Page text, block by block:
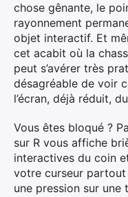
chose gênante, le
rayonnement
objet interactif. Et
cet acabit où la
peut s’avérer très
désagréable de voir
l’écran, déjà réduit,
Vous êtes bloqué ?
sur R vous affiche
interactives du coin
votre curseur partout
une pression sur